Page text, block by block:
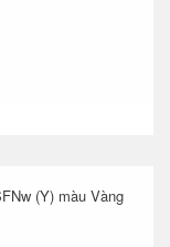
(Y) màu Vàng